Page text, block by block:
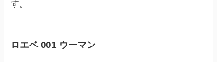
す。
ロエベ 001 ウーマン